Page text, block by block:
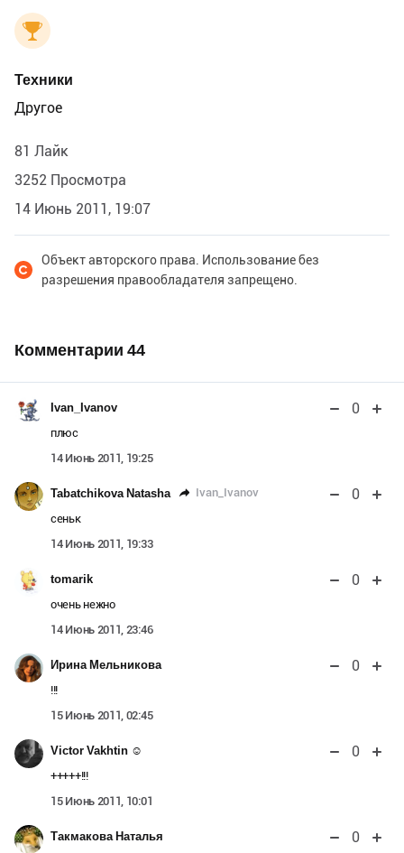
Техники
Другое
81 Лайк
3252 Просмотра
14 Июнь 2011, 19:07
Объект авторского права. Использование без
разрешения правообладателя запрещено.
Комментарии 44
Ivan_Ivanov 0
плюс
14 Июнь 2011, 19:25
Tabatchikova Natasha Ivan_Ivanov 0
сеньк
14 Июнь 2011, 19:33
tomarik 0
очень нежно
14 Июнь 2011, 23:46
Ирина Мельникова 0
!!!
15 Июнь 2011, 02:45
Victor Vakhtin ☺ 0
+++++!!!
15 Июнь 2011, 10:01
Такмакова Наталья 0